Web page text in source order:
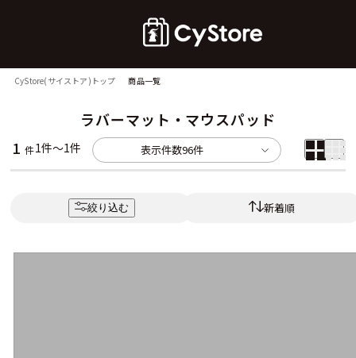
CyStore(サイストア)トップ 商品一覧
ラバーマット・マウスパッド
1 件1件～1件 表示件数96件
絞り込む 新着順